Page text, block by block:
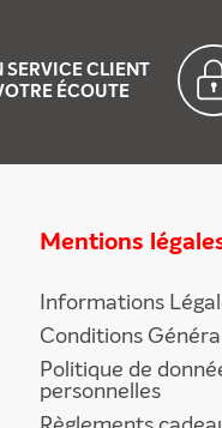
SERVICE CLIENT
ÉCOUTE
Mentions
Informations
Conditions
Politique de
personnelles